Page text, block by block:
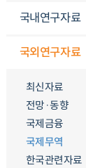
국내연구자료
국외연구자료
최신자료
전망·동향
국제금융
국제무역
한국관련자료